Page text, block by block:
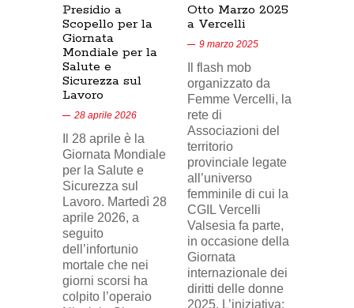
Presidio a
Scopello per la
Giornata
Mondiale per la
Salute e
Sicurezza sul
Lavoro
28 aprile 2026
Il 28 aprile è la
Giornata Mondiale
per la Salute e
Sicurezza sul
Lavoro. Martedì 28
aprile 2026, a
seguito
dell’infortunio
mortale che nei
giorni scorsi ha
colpito l’operaio
Otto Marzo 2025
a Vercelli
9 marzo 2025
Il flash mob
organizzato da
Femme Vercelli, la
rete di
Associazioni del
territorio
provinciale legate
all’universo
femminile di cui la
CGIL Vercelli
Valsesia fa parte,
in occasione della
Giornata
internazionale dei
diritti delle donne
2025. L’iniziativa: